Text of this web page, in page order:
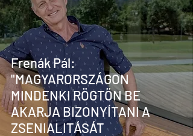
Frenák Pál:
"MAGYARORSZÁGON
MINDENKI RÖGTÖN BE
AKARJA BIZONYÍTANI A
ZSENIALITÁSÁT